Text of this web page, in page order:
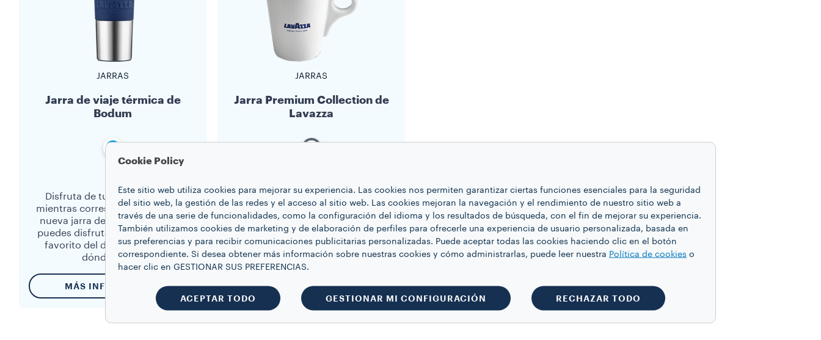
JARRAS
Jarra de viaje térmica de
Bodum
Disfruta de tu bebida favorita
mientras corres al trabajo. Con la
nueva jarra de viaje de Lavazza,
puedes disfrutar de tu momento
favorito del día sin importar a
dónde vayas.
MÁS INFORMACIÓN
JARRAS
Jarra Premium Collection de
Lavazza
La jarra de Lavazza es ideal para el
hogar y la oficina, o como regalo
perfecto. La jarra de café de casi
300 ml presenta la icónica franja
azul de Lavazza y se realiza en
porcelana blanca resistente.
MÁS INFORMACIÓN
Cookie Policy
Este sitio web utiliza cookies para mejorar su experiencia. Las cookies nos permiten garantizar ciertas funciones esenciales para la seguridad
del sitio web, la gestión de las redes y el acceso al sitio web. Las cookies mejoran la navegación y el rendimiento de nuestro sitio web a
través de una serie de funcionalidades, como la configuración del idioma y los resultados de búsqueda, con el fin de mejorar su experiencia.
También utilizamos cookies de marketing y de elaboración de perfiles para ofrecerle una experiencia de usuario personalizada, basada en
sus preferencias y para recibir comunicaciones publicitarias personalizadas. Puede aceptar todas las cookies haciendo clic en el botón
correspondiente. Si desea obtener más información sobre nuestras cookies y cómo administrarlas, puede leer nuestra Política de cookies o
hacer clic en GESTIONAR SUS PREFERENCIAS.
ACEPTAR TODO GESTIONAR MI CONFIGURACIÓN RECHAZAR TODO